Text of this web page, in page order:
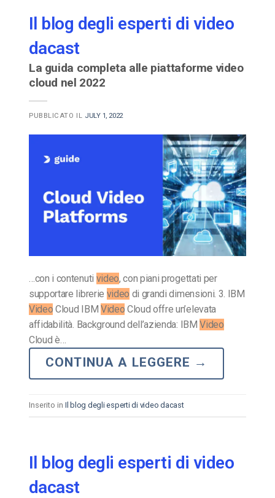
Il blog degli esperti di video
dacast
La guida completa alle piattaforme video
cloud nel 2022
PUBBLICATO IL JULY 1, 2022
…con i contenuti video, con piani progettati per
supportare librerie video di grandi dimensioni. 3. IBM
Video Cloud IBM Video Cloud offre un’elevata
affidabilità. Background dell’azienda: IBMVideo
Cloud è…
CONTINUA A LEGGERE →
Inserito in Il blog degli esperti di video dacast
Il blog degli esperti di video
dacast